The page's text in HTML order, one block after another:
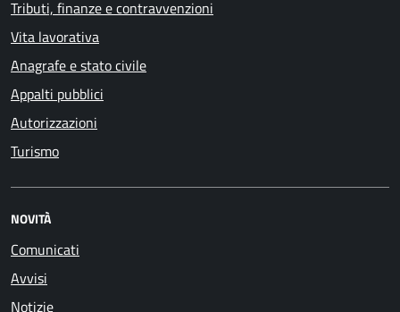
Tributi, finanze e contravvenzioni
Vita lavorativa
Anagrafe e stato civile
Appalti pubblici
Autorizzazioni
Turismo
NOVITÀ
Comunicati
Avvisi
Notizie